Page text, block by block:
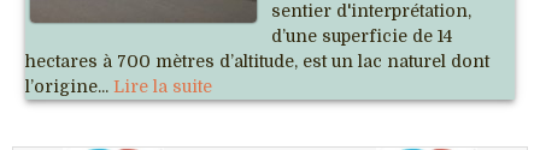
sentier d'interprétation,
d’une superficie de 14
hectares à 700 mètres d’altitude, est un lac naturel dont
l’origine... Lire la suite